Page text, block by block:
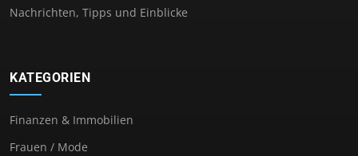
Nachrichten, Tipps und Einblicke
KATEGORIEN
Finanzen & Immobilien
Frauen / Mode